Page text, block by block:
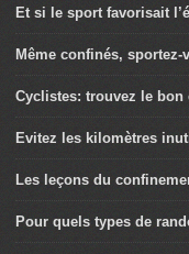
Et si le sport favorisait
Même confinés, sportez-
Cyclistes: trouvez le bon
Evitez les kilomètres
Les leçons du
Pour quels types de